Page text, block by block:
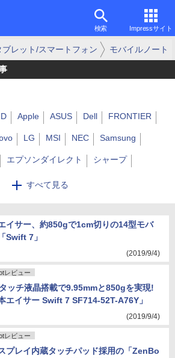
検索 Impressサイト
レット/スマートフォン モバイルノート
すべて見る
Apple ASUS Dell FRONTIER
LG MSI NEC Samsung
エプソンダイレクト シャープ
パラ パナソニック
Surface ThinkPad
イサー、約850gで1cm切りの14型モバ
Swift 7」
(2019/9/4)
レビュー
ッチ液晶搭載で9.95mmと850gを実現!
本エイサー Swift 7 SF714-52T-A76Y」
(2019/9/4)
レビュー
プレイ内蔵タッチパッド採用の「ZenBo